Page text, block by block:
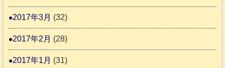
2017年3月 (32)
2017年2月 (28)
2017年1月 (31)